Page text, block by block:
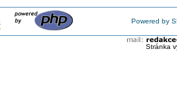
Powered by
Stránka